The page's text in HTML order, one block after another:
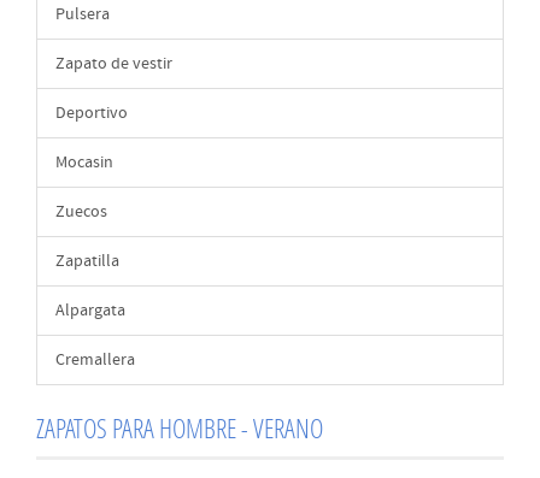
Pulsera
Zapato de vestir
Deportivo
Mocasin
Zuecos
Zapatilla
Alpargata
Cremallera
ZAPATOS PARA HOMBRE - VERANO